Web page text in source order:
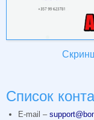
Список
E-mail –